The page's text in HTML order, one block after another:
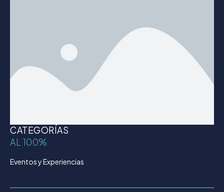
CATEGORÍAS
AL 100%
Eventos y Experiencias